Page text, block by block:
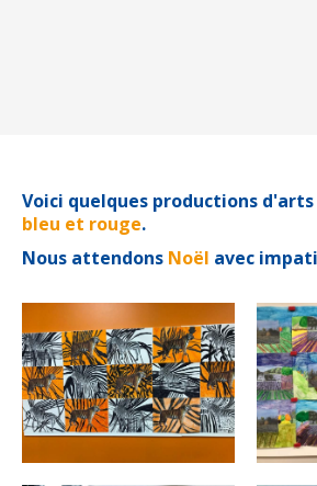
Voici quelques productions d'arts
bleu et rouge.
Nous attendons Noël avec